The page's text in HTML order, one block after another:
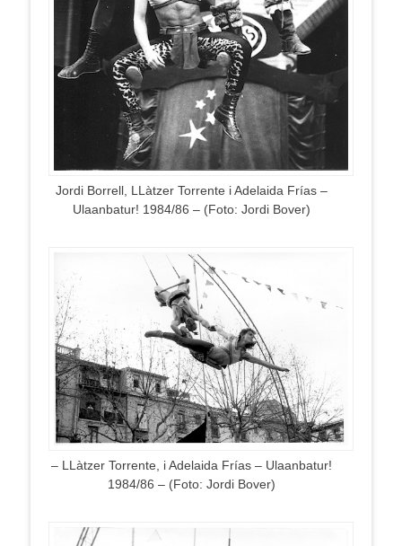
Jordi Borrell, LLàtzer Torrente i Adelaida Frías –
Ulaanbatur! 1984/86 – (Foto: Jordi Bover)
– LLàtzer Torrente, i Adelaida Frías – Ulaanbatur!
1984/86 – (Foto: Jordi Bover)